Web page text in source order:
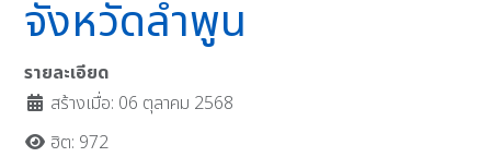
จังหวัดลำพูน
รายละเอียด
สร้างเมื่อ: 06 ตุลาคม 2568
ฮิต: 972